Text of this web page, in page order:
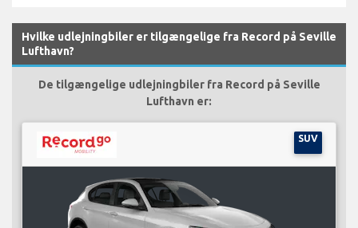
Hvilke udlejningbiler er tilgængelige fra Record på Seville
Lufthavn?
De tilgængelige udlejningbiler fra Record på Seville
Lufthavn er:
SUV